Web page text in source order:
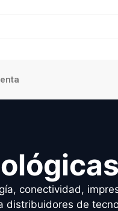
conectividad,
distribuidores de